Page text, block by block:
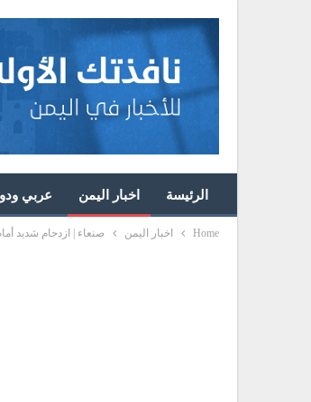
الرئيسة اخبار اليمن عربي
Home اخبار اليمن صنعاء | ازدحام شديد